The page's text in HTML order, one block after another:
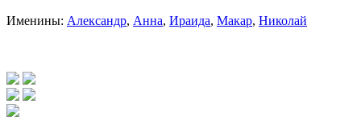
Именины: Александр, Анна, Ираида, Макар, Николай